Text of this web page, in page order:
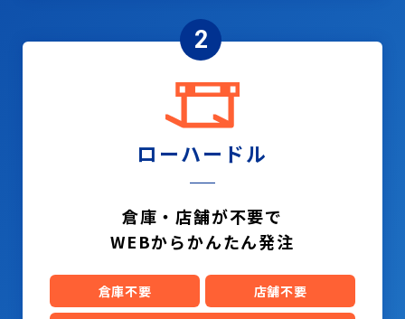
2
ローハードル
倉庫・店舗が不要で
WEBからかんたん発注
倉庫不要 店舗不要